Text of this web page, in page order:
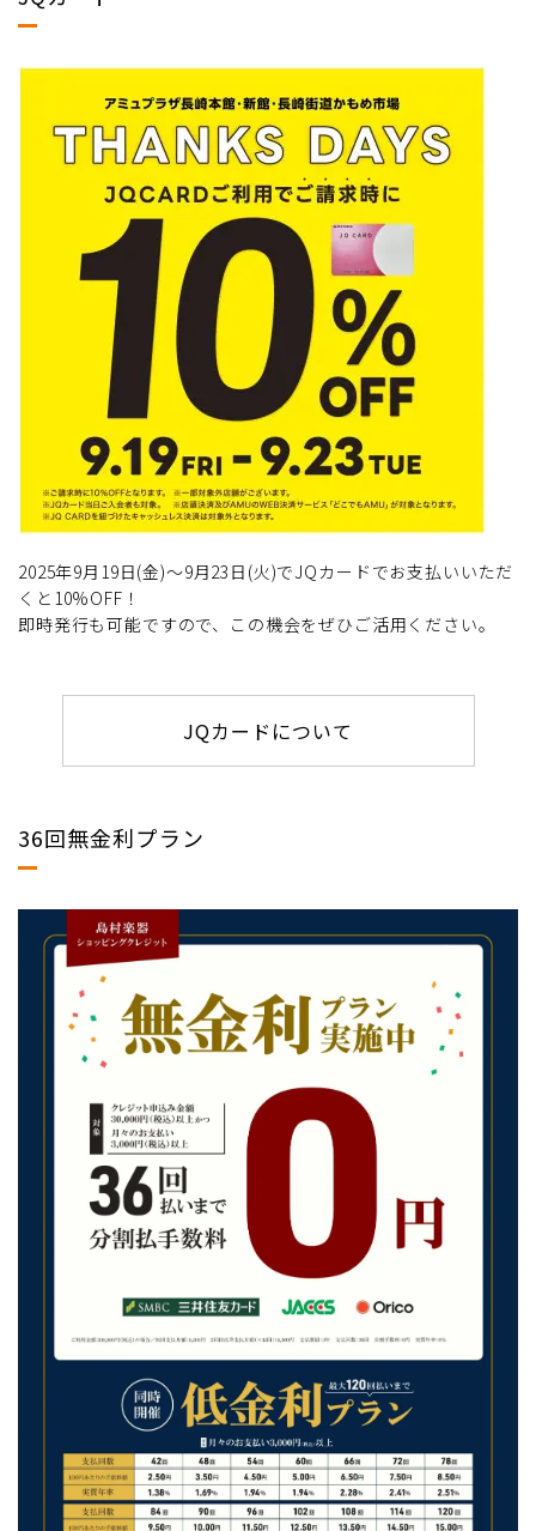
2025年9月19日(金)～9月23日(火)でJQカードでお支払いいただ
くと10%OFF！
即時発行も可能ですので、この機会をぜひご活用ください。
JQカードについて
36回無金利プラン